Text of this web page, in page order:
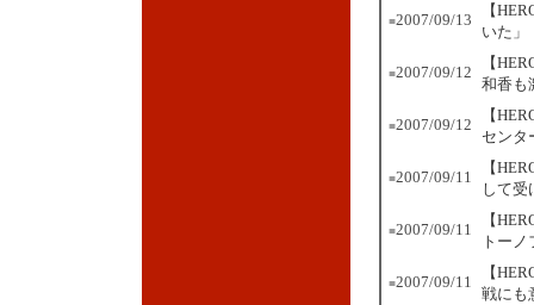
■2007/09/13
【
いた」
■2007/09/12
【
和香も
■2007/09/12
【
センタ
■2007/09/11
【
して受
■2007/09/11
【
トー
■2007/09/11
【
戦にも